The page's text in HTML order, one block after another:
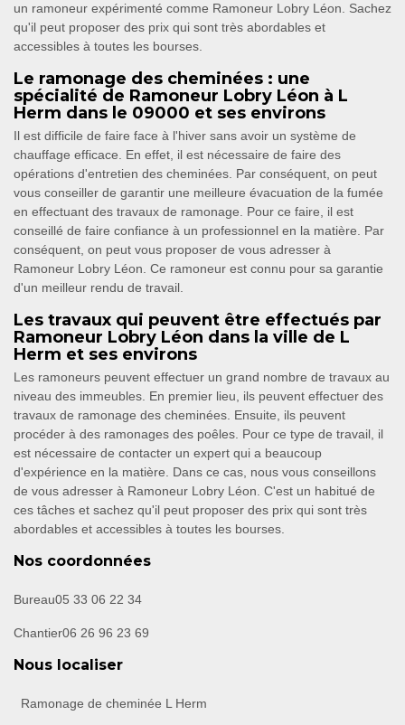
un ramoneur expérimenté comme Ramoneur Lobry Léon. Sachez
qu'il peut proposer des prix qui sont très abordables et
accessibles à toutes les bourses.
Le ramonage des cheminées : une
spécialité de Ramoneur Lobry Léon à L
Herm dans le 09000 et ses environs
Il est difficile de faire face à l'hiver sans avoir un système de
chauffage efficace. En effet, il est nécessaire de faire des
opérations d'entretien des cheminées. Par conséquent, on peut
vous conseiller de garantir une meilleure évacuation de la fumée
en effectuant des travaux de ramonage. Pour ce faire, il est
conseillé de faire confiance à un professionnel en la matière. Par
conséquent, on peut vous proposer de vous adresser à
Ramoneur Lobry Léon. Ce ramoneur est connu pour sa garantie
d'un meilleur rendu de travail.
Les travaux qui peuvent être effectués par
Ramoneur Lobry Léon dans la ville de L
Herm et ses environs
Les ramoneurs peuvent effectuer un grand nombre de travaux au
niveau des immeubles. En premier lieu, ils peuvent effectuer des
travaux de ramonage des cheminées. Ensuite, ils peuvent
procéder à des ramonages des poêles. Pour ce type de travail, il
est nécessaire de contacter un expert qui a beaucoup
d'expérience en la matière. Dans ce cas, nous vous conseillons
de vous adresser à Ramoneur Lobry Léon. C'est un habitué de
ces tâches et sachez qu'il peut proposer des prix qui sont très
abordables et accessibles à toutes les bourses.
Nos coordonnées
Bureau05 33 06 22 34
Chantier06 26 96 23 69
Nous localiser
Ramonage de cheminée L Herm